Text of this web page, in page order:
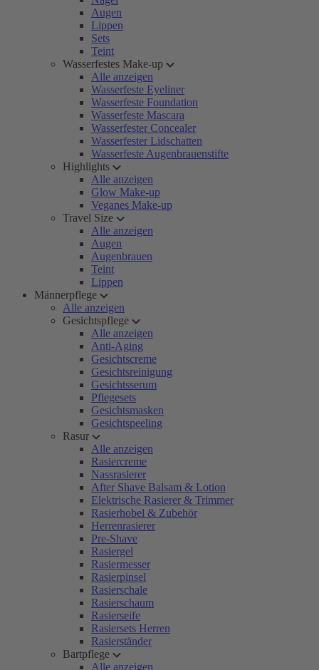
Augen
Lippen
Sets
Teint
Wasserfestes Make-up
Alle anzeigen
Wasserfeste Eyeliner
Wasserfeste Foundation
Wasserfeste Mascara
Wasserfester Concealer
Wasserfester Lidschatten
Wasserfeste Augenbrauenstifte
Highlights
Alle anzeigen
Glow Make-up
Veganes Make-up
Travel Size
Alle anzeigen
Augen
Augenbrauen
Teint
Lippen
Männerpflege
Alle anzeigen
Gesichtspflege
Alle anzeigen
Anti-Aging
Gesichtscreme
Gesichtsreinigung
Gesichtsserum
Pflegesets
Gesichtsmasken
Gesichtspeeling
Rasur
Alle anzeigen
Rasiercreme
Nassrasierer
After Shave Balsam & Lotion
Elektrische Rasierer & Trimmer
Rasierhobel & Zubehör
Herrenrasierer
Pre-Shave
Rasiergel
Rasiermesser
Rasierpinsel
Rasierschale
Rasierschaum
Rasierseife
Rasiersets Herren
Rasierständer
Bartpflege
Alle anzeigen